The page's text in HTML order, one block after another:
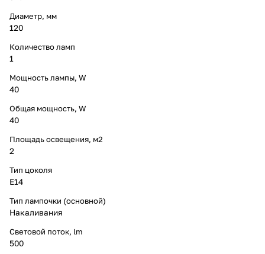
Диаметр, мм
120
Количество ламп
1
Мощность лампы, W
40
Общая мощность, W
40
Площадь освещения, м2
2
Тип цоколя
E14
Тип лампочки (основной)
Накаливания
Световой поток, lm
500